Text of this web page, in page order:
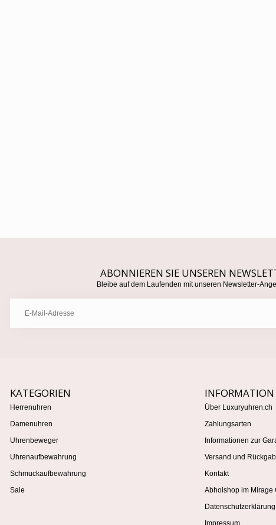
ABONNIEREN SIE UNSEREN
Bleibe auf dem Laufenden mit unseren Newsletter-
KATEGORIEN
Herrenuhren
Damenuhren
Uhrenbeweger
Uhrenaufbewahrung
Schmuckaufbewahrung
Sale
INFORMATION
Über Luxuryuhren.ch
Zahlungsarten
Informationen zur
Versand und
Kontakt
Abholshop im Mirage
Datenschutzerklärung
Impressum